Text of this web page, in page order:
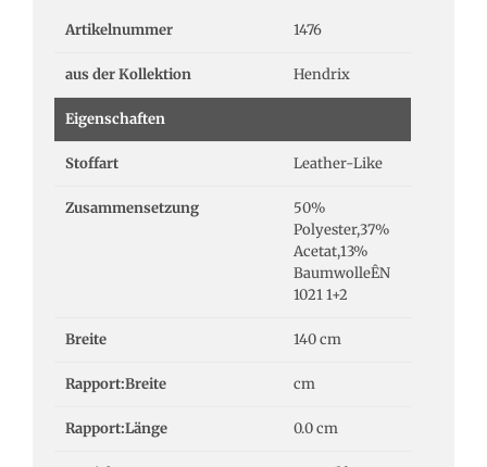
Artikelnummer 1476
aus der Kollektion Hendrix
Eigenschaften
Stoffart Leather-Like
Zusammensetzung
50%
Polyester,37%
Acetat,13%
BaumwolleÊN
1021 1+2
Breite 140 cm
Rapport:Breite cm
Rapport:Länge 0.0 cm